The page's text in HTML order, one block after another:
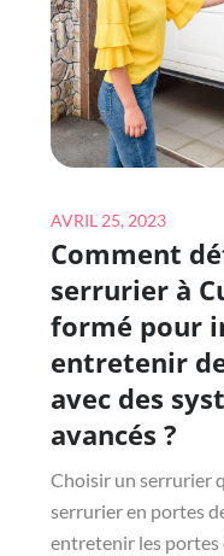
AUX
DE
LES
PLUS
Posted
on
AVRIL 25, 2023
Comment
serrurier à
formé pour
entretenir
avec des
avancés ?
Choisir un serrurier
serrurier en portes
entretenir les portes